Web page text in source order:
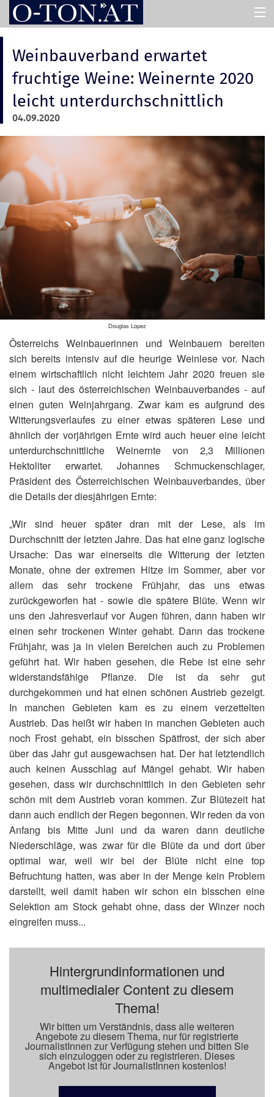
PRESSEMAPPEN
ASSISTENT
ÜBER UNS
Weinbauverband erwartet
fruchtige Weine: Weinernte 2020
leicht unterdurchschnittlich
04.09.2020
Douglas Lopez
Österreichs Weinbauerinnen und Weinbauern bereiten
sich bereits intensiv auf die heurige Weinlese vor. Nach
einem wirtschaftlich nicht leichtem Jahr 2020 freuen sie
sich - laut des österreichischen Weinbauverbandes - auf
einen guten Weinjahrgang. Zwar kam es aufgrund des
Witterungsverlaufes zu einer etwas späteren Lese und
ähnlich der vorjährigen Ernte wird auch heuer eine leicht
unterdurchschnittliche Weinernte von 2,3 Millionen
Hektoliter erwartet. Johannes Schmuckenschlager,
Präsident des Österreichischen Weinbauverbandes, über
die Details der diesjährigen Ernte:
„Wir sind heuer später dran mit der Lese, als im
Durchschnitt der letzten Jahre. Das hat eine ganz logische
Ursache: Das war einerseits die Witterung der letzten
Monate, ohne der extremen Hitze im Sommer, aber vor
allem das sehr trockene Frühjahr, das uns etwas
zurückgeworfen hat - sowie die spätere Blüte. Wenn wir
uns den Jahresverlauf vor Augen führen, dann haben wir
einen sehr trockenen Winter gehabt. Dann das trockene
Frühjahr, was ja in vielen Bereichen auch zu Problemen
geführt hat. Wir haben gesehen, die Rebe ist eine sehr
widerstandsfähige Pflanze. Die ist da sehr gut
durchgekommen und hat einen schönen Austrieb gezeigt.
In manchen Gebieten kam es zu einem verzettelten
Austrieb. Das heißt wir haben in manchen Gebieten auch
noch Frost gehabt, ein bisschen Spätfrost, der sich aber
über das Jahr gut ausgewachsen hat. Der hat letztendlich
auch keinen Ausschlag auf Mängel gehabt. Wir haben
gesehen, dass wir durchschnittlich in den Gebieten sehr
schön mit dem Austrieb voran kommen. Zur Blütezeit hat
dann auch endlich der Regen begonnen. Wir reden da von
Anfang bis Mitte Juni und da waren dann deutliche
Niederschläge, was zwar für die Blüte da und dort über
optimal war, weil wir bei der Blüte nicht eine top
Befruchtung hatten, was aber in der Menge kein Problem
darstellt, weil damit haben wir schon ein bisschen eine
Selektion am Stock gehabt ohne, dass der Winzer noch
eingreifen muss...
Hintergrundinformationen und
multimedialer Content zu diesem
Thema!
Wir bitten um Verständnis, dass alle weiteren
Angebote zu diesem Thema, nur für registrierte
JournalistInnen zur Verfügung stehen und bitten Sie
sich einzuloggen oder zu registrieren. Dieses
Angebot ist für JournalistInnen kostenlos!